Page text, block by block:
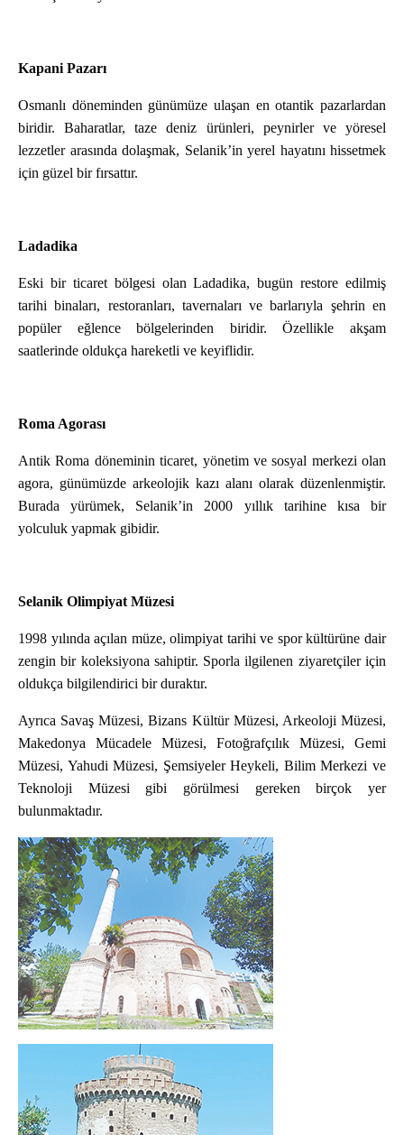
Kapani Pazarı
Osmanlı döneminden günümüze ulaşan en otantik pazarlardan
biridir. Baharatlar, taze deniz ürünleri, peynirler ve yöresel
lezzetler arasında dolaşmak, Selanik’in yerel hayatını hissetmek
için güzel bir fırsattır.
Ladadika
Eski bir ticaret bölgesi olan Ladadika, bugün restore edilmiş
tarihi binaları, restoranları, tavernaları ve barlarıyla şehrin en
popüler eğlence bölgelerinden biridir. Özellikle akşam
saatlerinde oldukça hareketli ve keyiflidir.
Roma Agorası
Antik Roma döneminin ticaret, yönetim ve sosyal merkezi olan
agora, günümüzde arkeolojik kazı alanı olarak düzenlenmiştir.
Burada yürümek, Selanik’in 2000 yıllık tarihine kısa bir
yolculuk yapmak gibidir.
Selanik Olimpiyat Müzesi
1998 yılında açılan müze, olimpiyat tarihi ve spor kültürüne dair
zengin bir koleksiyona sahiptir. Sporla ilgilenen ziyaretçiler için
oldukça bilgilendirici bir duraktır.
Ayrıca Savaş Müzesi, Bizans Kültür Müzesi, Arkeoloji Müzesi,
Makedonya Mücadele Müzesi, Fotoğrafçılık Müzesi, Gemi
Müzesi, Yahudi Müzesi, Şemsiyeler Heykeli, Bilim Merkezi ve
Teknoloji Müzesi gibi görülmesi gereken birçok yer
bulunmaktadır.